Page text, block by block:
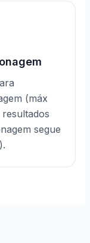
(máx
segue